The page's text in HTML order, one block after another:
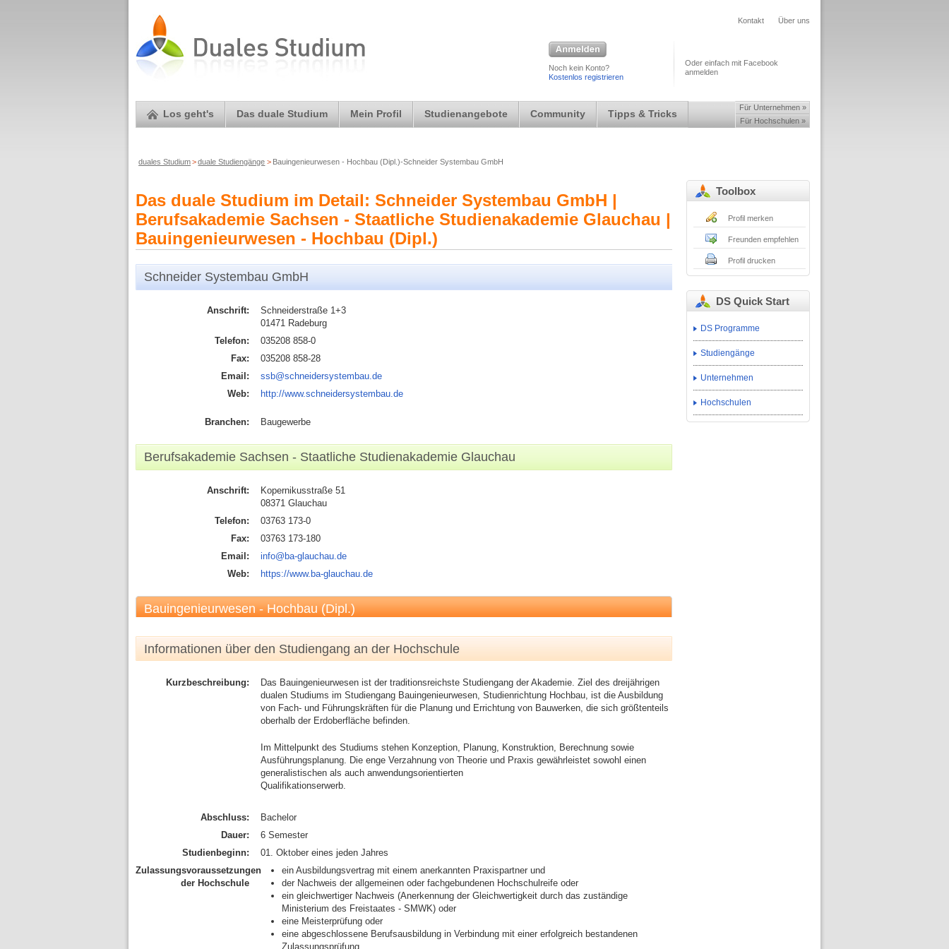
Kontakt Über uns
Noch kein Konto?
Kostenlos registrieren
Oder einfach mit Facebook
anmelden
Los geht's Das duale Studium Mein Profil Studienangebote Community Tipps & Tricks
Für Unternehmen »
Für Hochschulen »
duales Studium> duale Studiengänge > Bauingenieurwesen - Hochbau (Dipl.)-Schneider Systembau GmbH
Das duale Studium im Detail: Schneider Systembau GmbH |
Berufsakademie Sachsen - Staatliche Studienakademie Glauchau |
Bauingenieurwesen - Hochbau (Dipl.)
Schneider Systembau GmbH
Anschrift:
Schneiderstraße 1+3
01471 Radeburg
Telefon:
035208 858-0
Fax:
035208 858-28
Email:
ssb@schneidersystembau.de
Web:
http://www.schneidersystembau.de
Branchen: Baugewerbe
Berufsakademie Sachsen - Staatliche Studienakademie Glauchau
Anschrift:
Kopernikusstraße 51
08371 Glauchau
Telefon:
03763 173-0
Fax:
03763 173-180
Email:
info@ba-glauchau.de
Web:
https://www.ba-glauchau.de
Bauingenieurwesen - Hochbau (Dipl.)
Informationen über den Studiengang an der Hochschule
Kurzbeschreibung:
Das Bauingenieurwesen ist der traditionsreichste Studiengang der Akademie. Ziel des dreijährigen
dualen Studiums im Studiengang Bauingenieurwesen, Studienrichtung Hochbau, ist die Ausbildung
von Fach- und Führungskräften für die Planung und Errichtung von Bauwerken, die sich größtenteils
oberhalb der Erdoberfläche befinden.
Im Mittelpunkt des Studiums stehen Konzeption, Planung, Konstruktion, Berechnung sowie
Ausführungsplanung. Die enge Verzahnung von Theorie und Praxis gewährleistet sowohl einen
generalistischen als auch anwendungsorientierten
Qualifikationserwerb.
Abschluss:
Bachelor
Dauer:
6 Semester
Studienbeginn:
01. Oktober eines jeden Jahres
Zulassungsvoraussetzungen
der Hochschule
ein Ausbildungsvertrag mit einem anerkannten Praxispartner und
der Nachweis der allgemeinen oder fachgebundenen Hochschulreife oder
ein gleichwertiger Nachweis (Anerkennung der Gleichwertigkeit durch das zuständige
Ministerium des Freistaates - SMWK) oder
eine Meisterprüfung oder
eine abgeschlossene Berufsausbildung in Verbindung mit einer erfolgreich bestandenen
Zulassungsprüfung.
Toolbox
Profil merken
Freunden empfehlen
Profil drucken
DS Quick Start
DS Programme
Studiengänge
Unternehmen
Hochschulen